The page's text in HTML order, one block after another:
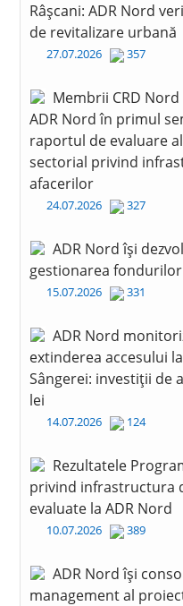
Râșcani: ADR Nord
de revitalizare urbană
27.07.2026 357
Membrii CRD
ADR Nord în primul
raportul de evaluare
sectorial privind
afacerilor
24.07.2026 327
ADR Nord își
gestionarea
15.07.2026 331
ADR Nord
extinderea accesului
Sângerei: investiții de
lei
14.07.2026 124
Rezultatele
privind infrastructura
evaluate la ADR Nord
10.07.2026 389
ADR Nord își
management al